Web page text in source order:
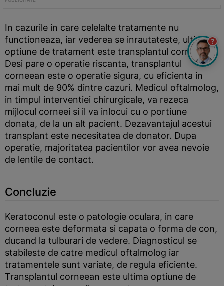
In cazurile in care celelalte tratamente nu
functioneaza, iar vederea se inrautateste, ultima
optiune de tratament este transplantul corneean.
Desi pare o operatie riscanta, transplantul
corneean este o operatie sigura, cu eficienta in
mai mult de 90% dintre cazuri. Medicul oftalmolog,
in timpul interventiei chirurgicale, va rezeca
mijlocul corneei si il va inlocui cu o portiune
donata, de la un alt pacient. Dezavantajul acestui
transplant este necesitatea de donator. Dupa
operatie, majoritatea pacientilor vor avea nevoie
de lentile de contact.
Concluzie
Keratoconul este o patologie oculara, in care
corneea este deformata si capata o forma de con,
ducand la tulburari de vedere. Diagnosticul se
stabileste de catre medicul oftalmolog iar
tratamentele sunt variate, de regula eficiente.
Transplantul corneean este ultima optiune de
?